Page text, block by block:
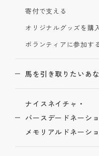
寄付で支える
オリジナルグッズを購
ボランティアに参加す
馬を引き取りたいあ
ナイスネイチャ・
バースデードネーシ
メモリアルドネーシ